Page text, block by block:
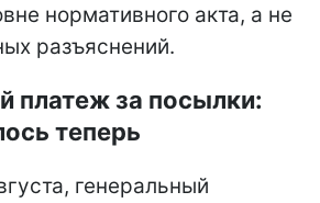
нормативного акта, а не
разъяснений.
платеж за посылки:
теперь
генеральный